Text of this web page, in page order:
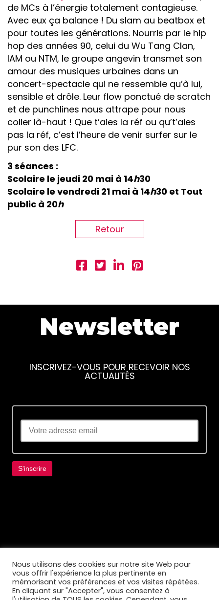
de MCs à l’énergie totalement contagieuse.
Avec eux ça balance ! Du slam au beatbox et
pour toutes les générations. Nourris par le hip
hop des années 90, celui du Wu Tang Clan,
IAM ou NTM, le groupe angevin transmet son
amour des musiques urbaines dans un
concert-spectacle qui ne ressemble qu’à lui,
sensible et drôle. Leur flow ponctué de scratch
et de punchlines nous attrape pour nous
coller là-haut ! Que t’aies la réf ou qu’t’aies
pas la réf, c’est l’heure de venir surfer sur le
pur son des LFC.
3 séances :
Scolaire le jeudi 20 mai à 14h30
Scolaire le vendredi 21 mai à 14h30 et Tout
public à 20h
Retour
Newsletter
INSCRIVEZ-VOUS POUR RECEVOIR NOS
ACTUALITÉS
Nous utilisons des cookies sur notre site Web pour
vous offrir l'expérience la plus pertinente en
mémorisant vos préférences et vos visites répétées.
En cliquant sur "Accepter", vous consentez à